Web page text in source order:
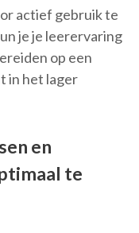
actief gebruik te
je je leerervaring
op een
in het lager
en
te